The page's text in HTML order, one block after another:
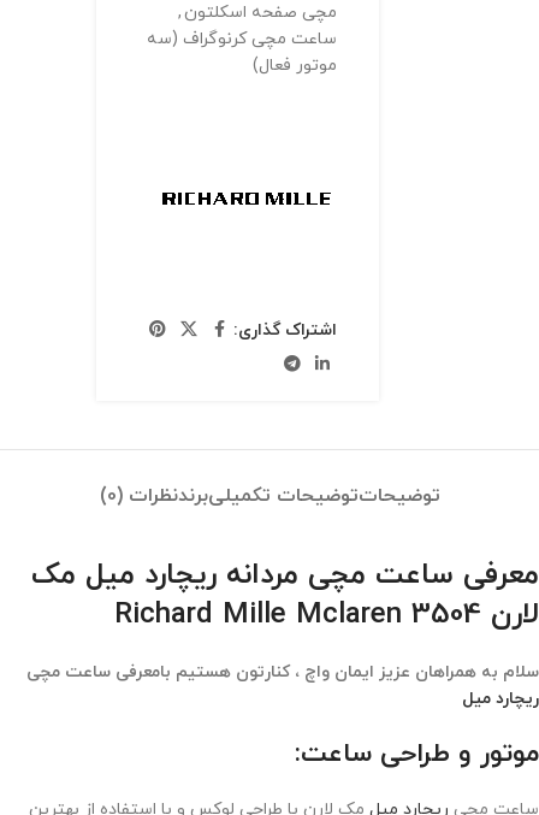
مچی صفحه اسکلتون ,
ساعت مچی کرنوگراف (سه
موتور فعال)
اشتراک گذاری:
توضیحاتتوضیحات تکمیلیبرندنظرات (0)
معرفی ساعت مچی مردانه ریچارد میل مک
لارن 3504 Richard Mille Mclaren
سلام به همراهان عزیز ایمان واچ ، کنارتون هستیم بامعرفی ساعت مچی
ریچارد میل
موتور و طراحی ساعت:
ساعت مچی ریچارد میل مک لارن با طراحی لوکس و با استفاده از بهترین